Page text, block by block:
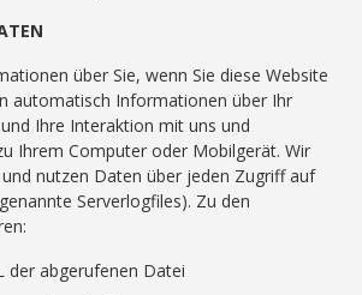
über Sie, wenn Sie diese Website
automatisch Informationen über Ihr
Ihre Interaktion mit uns und
Ihrem Computer oder Mobilgerät. Wir
nutzen Daten über jeden Zugriff auf
Serverlogfiles). Zu den
der abgerufenen Datei